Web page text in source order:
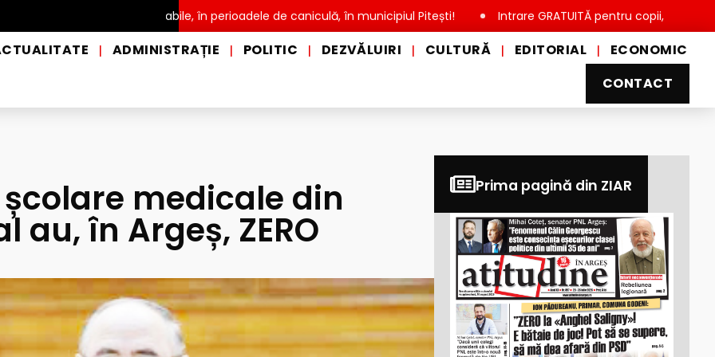
a apei potabile, în perioadele de caniculă, în municipiul Pitești! Intrare GRATUITĂ pentru copii, elevi și studenți,
| ADMINISTRAȚIE | POLITIC | DEZVĂLUIRI | CULTURĂ | EDITORIAL |
ECONOMIC
CONTACT
medicale din
au, în Argeș, ZERO
Prima pagină din ZIAR